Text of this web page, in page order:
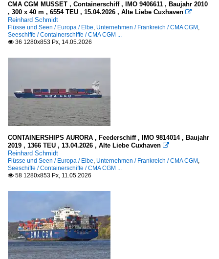
CMA CGM MUSSET , Containerschiff , IMO 9406611 , Baujahr 2010
, 300 x 40 m , 6554 TEU , 15.04.2026 , Alte Liebe Cuxhaven 
Reinhard Schmidt
Flüsse und Seen / Europa / Elbe, Unternehmen / Frankreich / CMA CGM ,
Seeschiffe / Containerschiffe / CMA CGM ...
 36 1280x853 Px, 14.05.2026
CONTAINERSHIPS AURORA , Feederschiff , IMO 9814014 , Baujahr
2019 , 1366 TEU , 13.04.2026 , Alte Liebe Cuxhaven 
Reinhard Schmidt
Flüsse und Seen / Europa / Elbe, Unternehmen / Frankreich / CMA CGM ,
Seeschiffe / Containerschiffe / CMA CGM ...
 58 1280x853 Px, 11.05.2026